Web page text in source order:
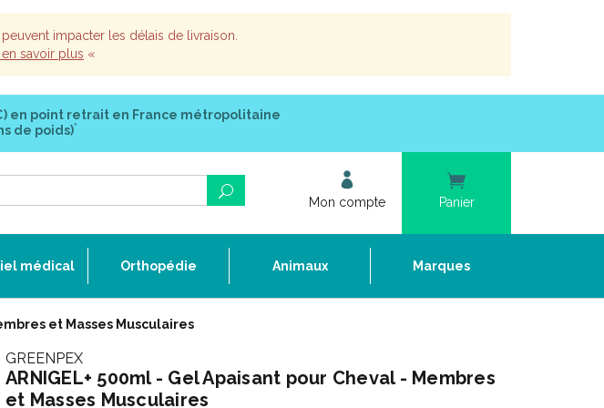
impacter les délais de livraison.
savoir plus «
en point retrait en France métropolitaine
de poids)*
Mon compte Panier
médical Orthopédie Animaux Marques
et Masses Musculaires
GREENPEX
ARNIGEL+ 500ml - Gel Apaisant pour Cheval - Membres
et Masses Musculaires